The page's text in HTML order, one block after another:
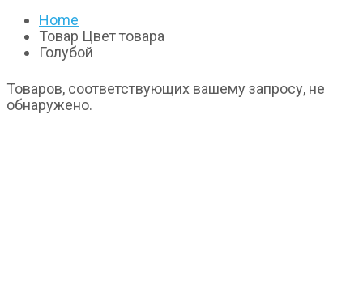
Home
Товар Цвет товара
Голубой
Товаров, соответствующих вашему запросу, не
обнаружено.